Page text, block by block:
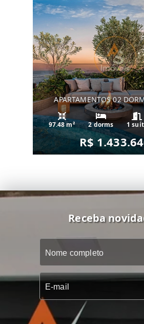
APARTAMENTOS 02
97.48 m² 2 dorms 1
R$
Receba